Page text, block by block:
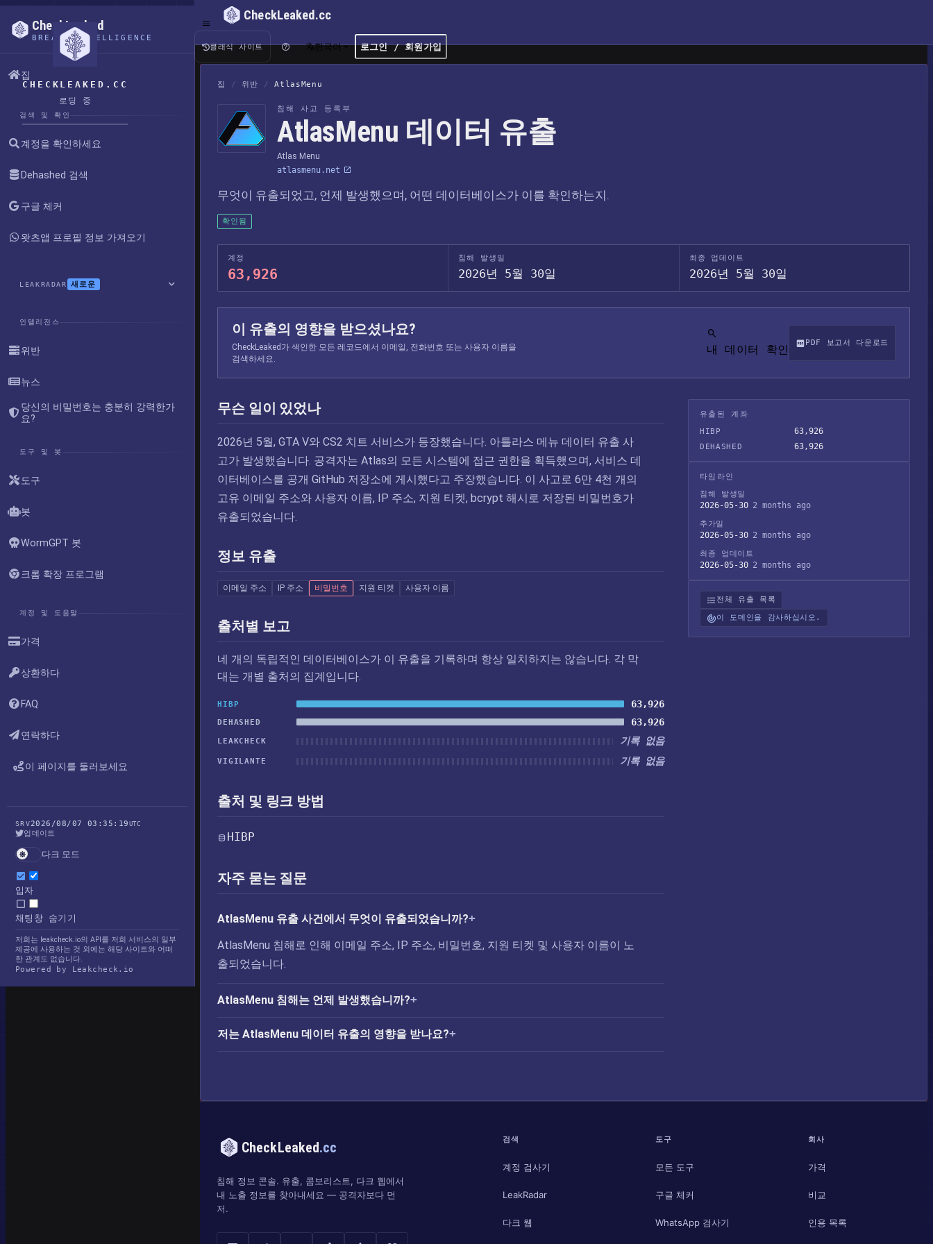
CHECKLEAKED.CC
로딩 중
CheckLeaked
BREACH INTELLIGENCE
집
검색 및 확인
계정을 확인하세요
Dehashed 검색
구글 체커
왓츠앱 프로필 정보 가져오기
LEAKRADAR 새로운
인텔리전스
위반
뉴스
당신의 비밀번호는 충분히 강력한가
요?
도구 및 봇
도구
봇
WormGPT 봇
크롬 확장 프로그램
계정 및 도움말
가격
상환하다
FAQ
연락하다
이 페이지를 둘러보세요
SRV2026/08/07 03:35:19UTC
업데이트
다크 모드
입자
채팅창 숨기기
저희는 leakcheck.io의 API를 저희 서비스의 일부
제공에 사용하는 것 외에는 해당 사이트와 어떠
한 관계도 없습니다.
Powered by Leakcheck.io
CheckLeaked.cc
클래식 사이트 한국어 로그인 / 회원가입
집 / 위반 / AtlasMenu
침해 사고 등록부
AtlasMenu 데이터 유출
Atlas Menu
atlasmenu.net
무엇이 유출되었고, 언제 발생했으며, 어떤 데이터베이스가 이를 확인하는지.
확인됨
계정
63,926
침해 발생일
2026년 5월 30일
최종 업데이트
2026년 5월 30일
이 유출의 영향을 받으셨나요?
CheckLeaked가 색인한 모든 레코드에서 이메일, 전화번호 또는 사용자 이름을
검색하세요.
내 데이터 확인
PDF 보고서 다운로드
무슨 일이 있었나
2026년 5월, GTA V와 CS2 치트 서비스가 등장했습니다. 아틀라스 메뉴 데이터 유출 사
고가 발생했습니다. 공격자는 Atlas의 모든 시스템에 접근 권한을 획득했으며, 서비스 데
이터베이스를 공개 GitHub 저장소에 게시했다고 주장했습니다. 이 사고로 6만 4천 개의
고유 이메일 주소와 사용자 이름, IP 주소, 지원 티켓, bcrypt 해시로 저장된 비밀번호가
유출되었습니다.
정보 유출
이메일 주소 IP 주소 비밀번호 지원 티켓 사용자 이름
출처별 보고
네 개의 독립적인 데이터베이스가 이 유출을 기록하며 항상 일치하지는 않습니다. 각 막
대는 개별 출처의 집계입니다.
HIBP 63,926
DEHASHED 63,926
LEAKCHECK 기록 없음
VIGILANTE 기록 없음
출처 및 링크 방법
HIBP
자주 묻는 질문
AtlasMenu 유출 사건에서 무엇이 유출되었습니까?
AtlasMenu 침해로 인해 이메일 주소, IP 주소, 비밀번호, 지원 티켓 및 사용자 이름이 노
출되었습니다.
AtlasMenu 침해는 언제 발생했습니까?
저는 AtlasMenu 데이터 유출의 영향을 받나요?
유출된 계좌
HIBP
63,926
DEHASHED 63,926
타임라인
침해 발생일
2026-05-30 2 months ago
추가일
2026-05-30 2 months ago
최종 업데이트
2026-05-30 2 months ago
전체 유출 목록
이 도메인을 감사하십시오.
CheckLeaked.cc
침해 정보 콘솔. 유출, 콤보리스트, 다크 웹에서
내 노출 정보를 찾아내세요 — 공격자보다 먼
저.
검색
계정 검사기
LeakRadar
다크 웹
도구
모든 도구
구글 체커
WhatsApp 검사기
회사
가격
비교
인용 목록